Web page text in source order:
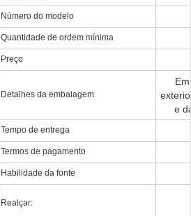
Número do modelo
Quantidade de ordem mínima
Preço
Detalhes da embalagem
e
Tempo de entrega
Termos de pagamento
Habilidade da fonte
Realçar: